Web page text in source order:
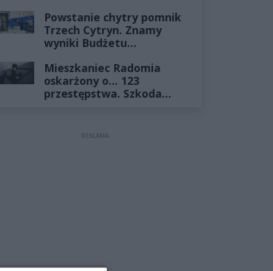
Powstanie chytry pomnik
Trzech Cytryn. Znamy
wyniki Budżetu
Mieszkaniec Radomia
oskarżony o... 123
przestępstwa. Szkoda
REKLAMA